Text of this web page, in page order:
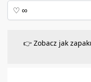
👉 Zobacz jak